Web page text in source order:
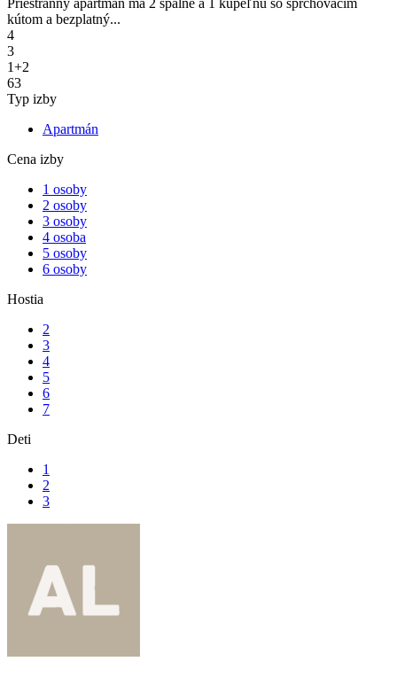
kútom a bezplatný...
4
3
1+2
63
Typ izby
Apartmán
Cena izby
1 osoby
2 osoby
3 osoby
4 osoba
5 osoby
6 osoby
Hostia
2
3
4
5
6
7
Deti
1
2
3